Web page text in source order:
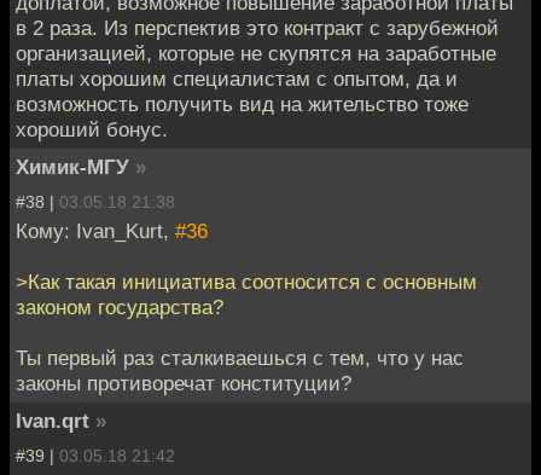
в 2 раза. Из перспектив это контракт с зарубежной
организацией, которые не скупятся на заработные
платы хорошим специалистам с опытом, да и
возможность получить вид на жительство тоже
хороший бонус.
Химик-МГУ »
#38 | 03.05.18 21:38
Кому: Ivan_Kurt, #36
>Как такая инициатива соотносится с основным
законом государства?
Ты первый раз сталкиваешься с тем, что у нас
законы противоречат конституции?
Ivan.qrt »
#39 | 03.05.18 21:42